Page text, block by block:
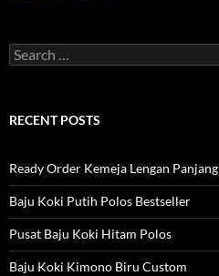
Search
for:
RECENT POSTS
Ready Order Kemeja Lengan Panjang
Baju Koki Putih Polos Bestseller
Pusat Baju Koki Hitam Polos
Baju Koki Kimono Biru Custom